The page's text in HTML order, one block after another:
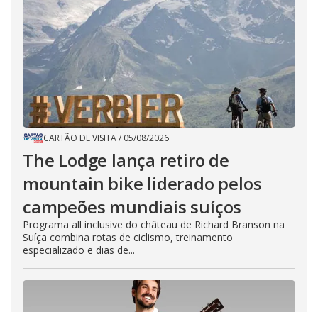
CARTÃO DE VISITA/ 05/08/2026
The Lodge lança retiro de
mountain bike liderado pelos
campeões mundiais suíços
Programa all inclusive do château de Richard Branson na
Suíça combina rotas de ciclismo, treinamento
especializado e dias de...